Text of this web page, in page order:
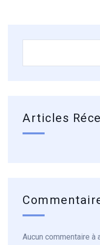
Articles
Aucun commentaire à